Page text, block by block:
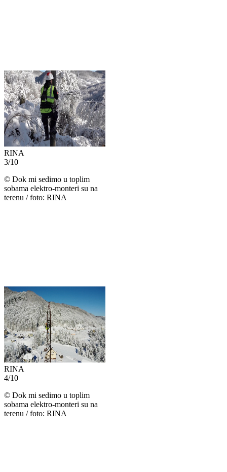
RINA
3/10
© Dok mi sedimo u toplim
sobama elektro-monteri su na
terenu / foto: RINA
RINA
4/10
© Dok mi sedimo u toplim
sobama elektro-monteri su na
terenu / foto: RINA